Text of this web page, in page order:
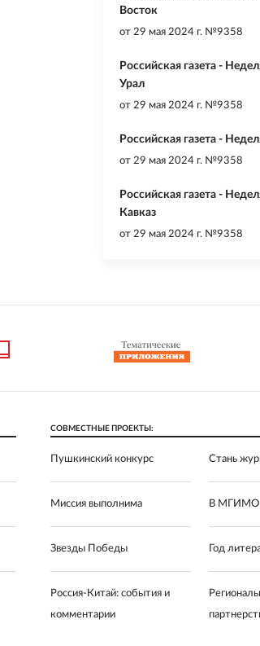
Восток
от 29 мая 2024 г. №9358
Российская газета -
Урал
от 29 мая 2024 г. №9358
Российская газета -
от 29 мая 2024 г. №9358
Российская газета -
Кавказ
от 29 мая 2024 г. №9358
СОВМЕСТНЫЕ ПРОЕКТЫ:
Пушкинский конкурс Стань
Миссия выполнима В МГИМО
Звезды Победы Год
Россия-Китай: события и
комментарии